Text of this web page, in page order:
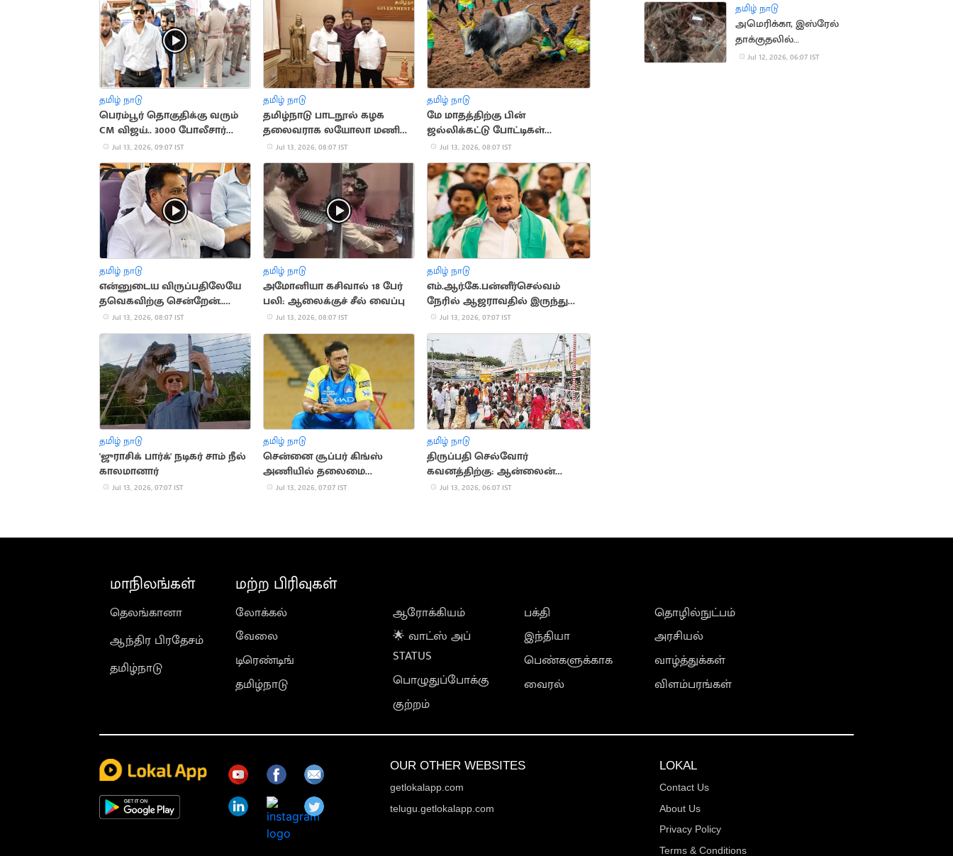
தமிழ் நாடு
பெரம்பூர் தொகுதிக்கு வரும்
CM விஜய்.. 3000 போலீசார்
குவிப்பு
Jul 13, 2026, 09:07 IST
தமிழ் நாடு
தமிழ்நாடு பாடநூல் கழக
தலைவராக லயோலா மணி
நியமனம்
Jul 13, 2026, 08:07 IST
தமிழ் நாடு
மே மாதத்திற்கு பின்
ஜல்லிக்கட்டு போட்டிகள்
நடத்தக்கூடாது.. நீதிமன்றம்
Jul 13, 2026, 08:07 IST
தமிழ் நாடு
என்னுடைய விருப்பதிலேயே
தவெகவிற்கு சென்றேன்..
எம்.ஆர்.விஜயபாஸ்கர்
Jul 13, 2026, 08:07 IST
தமிழ் நாடு
அமோனியா கசிவால் 18 பேர்
பலி: ஆலைக்குச் சீல் வைப்பு
Jul 13, 2026, 08:07 IST
தமிழ் நாடு
எம்.ஆர்.கே.பன்னீர்செல்வம்
நேரில் ஆஜராவதில் இருந்து
விலக்கு
Jul 13, 2026, 07:07 IST
தமிழ் நாடு
'ஜுராசிக் பார்க்' நடிகர் சாம் நீல்
காலமானார்
Jul 13, 2026, 07:07 IST
தமிழ் நாடு
சென்னை சூப்பர் கிங்ஸ்
அணியில் தலைமை
பயிற்சியாளர் ஆகும் தோனி?
Jul 13, 2026, 07:07 IST
தமிழ் நாடு
திருப்பதி செல்வோர்
கவனத்திற்கு: ஆன்லைன்
தரிசன டிக்கெட் அறிவிப்பு
Jul 13, 2026, 06:07 IST
தமிழ் நாடு
அமெரிக்கா, இஸ்ரேல்
தாக்குதலில்
சேதமடைந்த அணுசக்தி
Jul 12, 2026, 06:07 IST
மாநிலங்கள்
தெலங்கானா
ஆந்திர பிரதேசம்
தமிழ்நாடு
மற்ற பிரிவுகள்
லோக்கல்
வேலை
டிரெண்டிங்
தமிழ்நாடு
ஆரோக்கியம்
🌟 வாட்ஸ் அப்
STATUS
பொழுதுப்போக்கு
குற்றம்
பக்தி
இந்தியா
பெண்களுக்காக
வைரல்
தொழில்நுட்பம்
அரசியல்
வாழ்த்துக்கள்
விளம்பரங்கள்
OUR OTHER WEBSITES
getlokalapp.com
telugu.getlokalapp.com
LOKAL
Contact Us
About Us
Privacy Policy
Terms & Conditions